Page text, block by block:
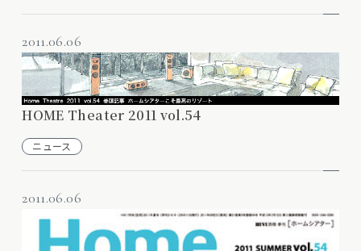
2011.06.06
HOME Theater 2011 vol.54
ニュース
2011.06.06